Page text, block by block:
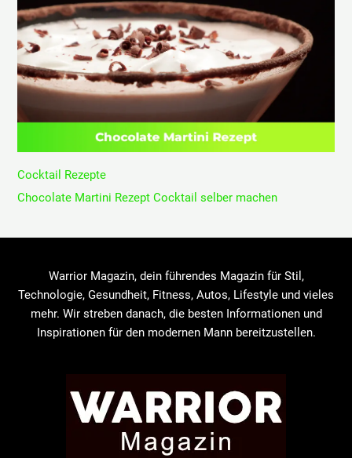
Cocktail Rezepte
Chocolate Martini Rezept Cocktail selber machen
Warrior Magazin, dein führendes Magazin für Stil,
Technologie, Gesundheit, Fitness, Autos, Lifestyle und vieles
mehr. Wir streben danach, die besten Informationen und
Inspirationen für den modernen Mann bereitzustellen.